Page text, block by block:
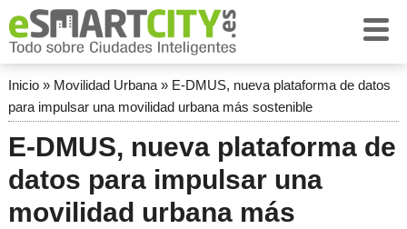
Inicio» Movilidad Urbana» E-DMUS, nueva plataforma de datos
para impulsar una movilidad urbana más sostenible
E-DMUS, nueva plataforma de
datos para impulsar una
movilidad urbana más